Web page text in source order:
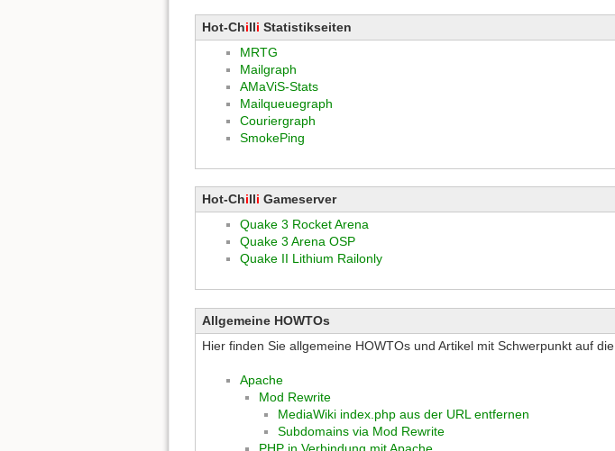
Hot-Chilli Statistikseiten
MRTG
Mailgraph
AMaViS-Stats
Mailqueuegraph
Couriergraph
SmokePing
Hot-Chilli Gameserver
Quake 3 Rocket Arena
Quake 3 Arena OSP
Quake II Lithium Railonly
Allgemeine HOWTOs
Hier finden Sie allgemeine HOWTOs und Artikel mit Schwerpunkt auf die
Apache
Mod Rewrite
MediaWiki index.php aus der URL entfernen
Subdomains via Mod Rewrite